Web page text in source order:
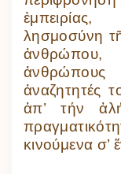
λησμοσύνη
ἀνθρώπου,
ἀναζητητές
ἀπ’ τήν
κινούμενα